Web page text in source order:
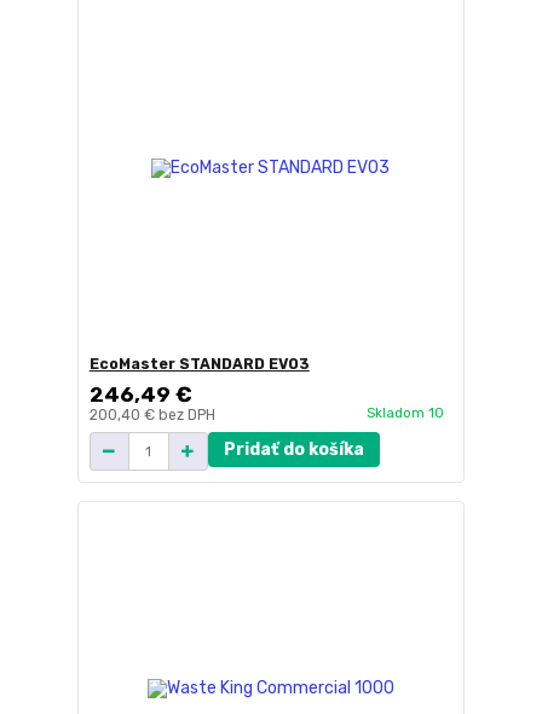
EcoMaster STANDARD EVO3
246,49 €
200,40 € bez DPH Skladom 10
Pridať do košíka